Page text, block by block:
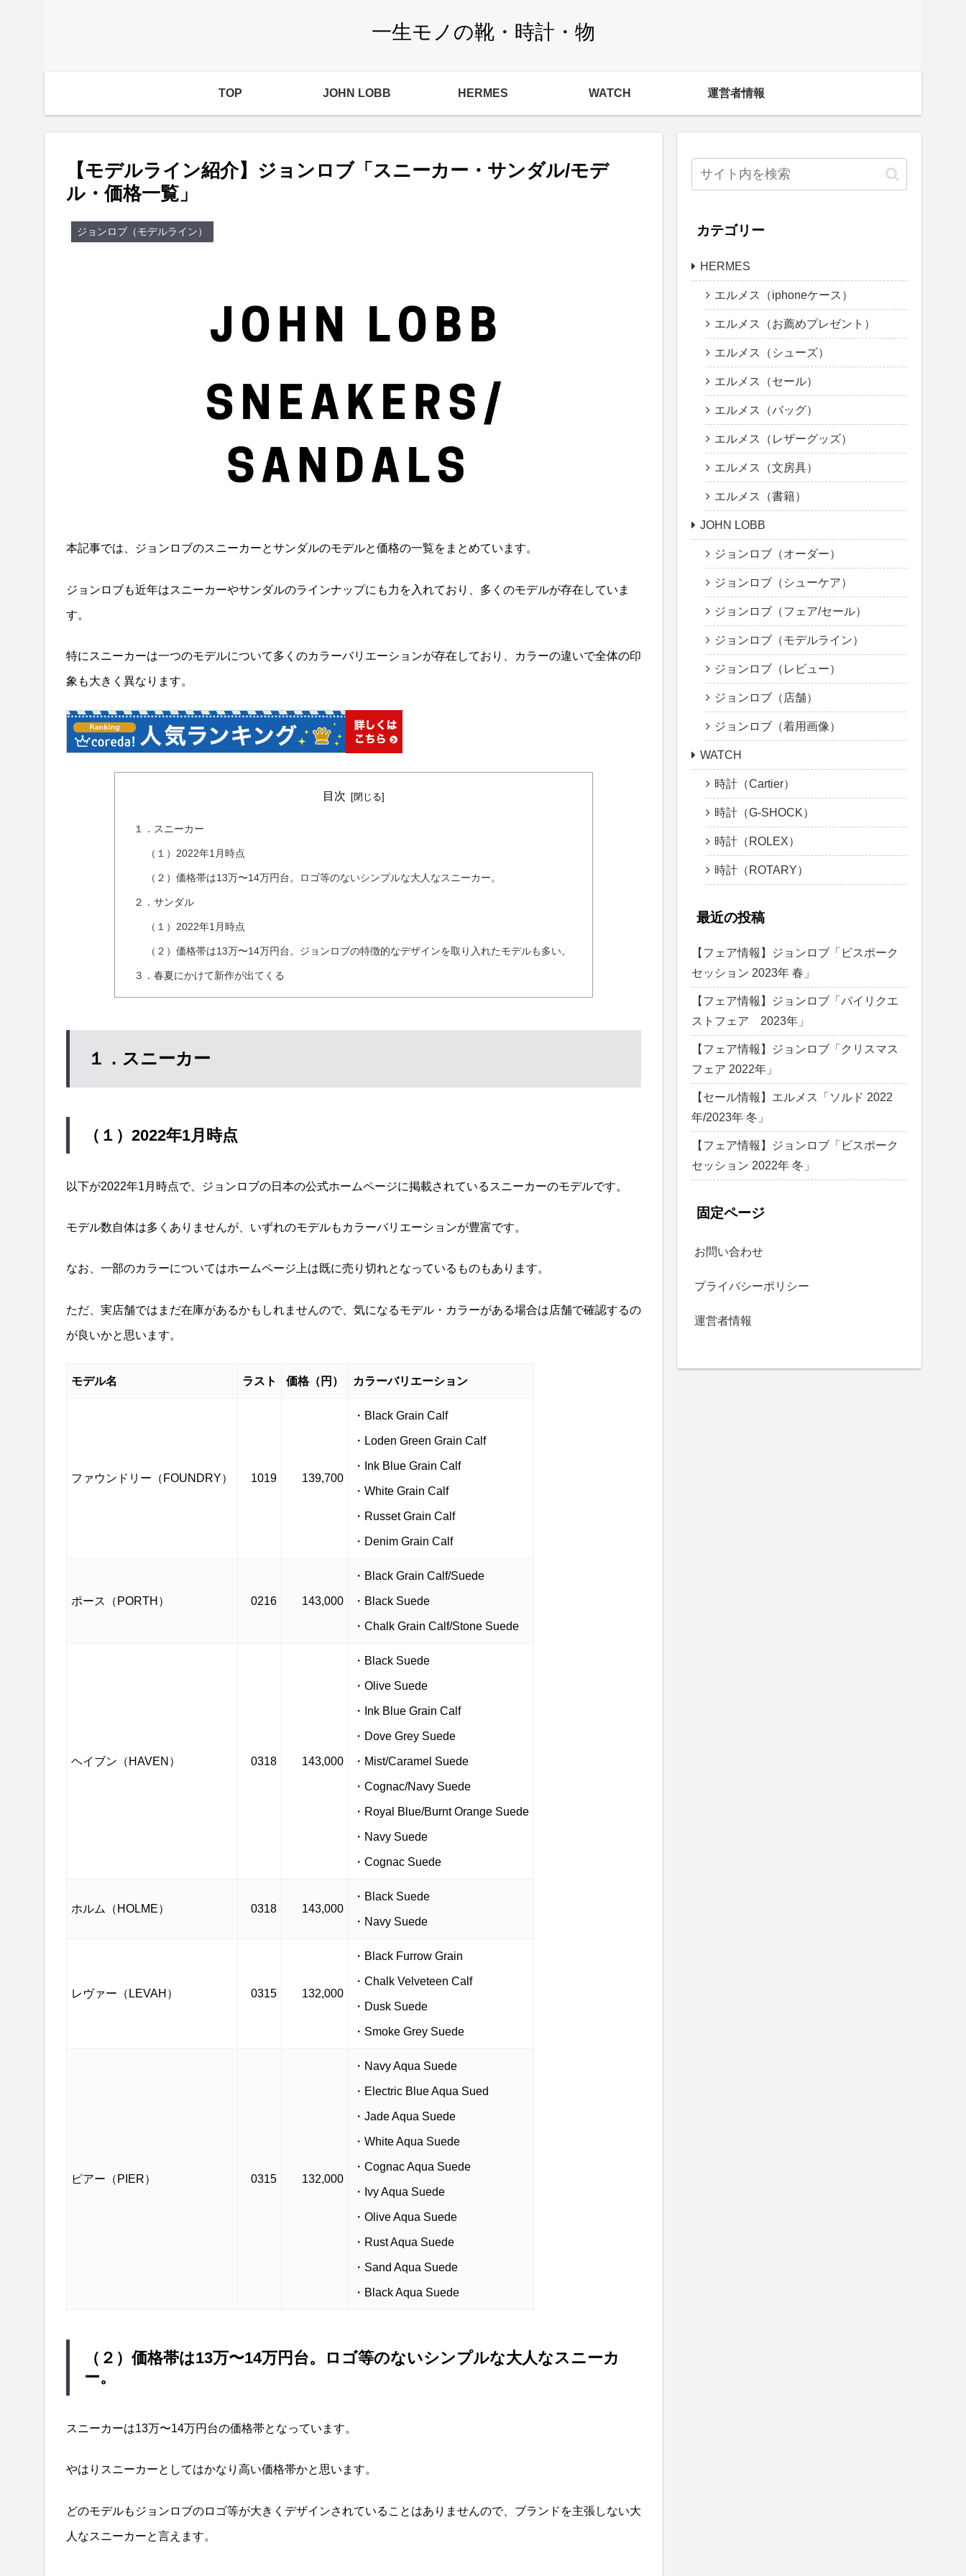
一生モノの靴・時計・物
TOP JOHN LOBB HERMES WATCH 運営者情報
【モデルライン紹介】ジョンロブ「スニーカー・サンダル/モデ
ル・価格一覧」
ジョンロブ（モデルライン）
本記事では、ジョンロブのスニーカーとサンダルのモデルと価格の一覧をまとめています。
ジョンロブも近年はスニーカーやサンダルのラインナップにも力を入れており、多くのモデルが存在していま
す。
特にスニーカーは一つのモデルについて多くのカラーバリエーションが存在しており、カラーの違いで全体の印
象も大きく異なります。
目次
１．スニーカー
（１）2022年1月時点
（２）価格帯は13万〜14万円台。ロゴ等のないシンプルな大人なスニーカー。
２．サンダル
（１）2022年1月時点
（２）価格帯は13万〜14万円台。ジョンロブの特徴的なデザインを取り入れたモデルも多い。
３．春夏にかけて新作が出てくる
１．スニーカー
（１）2022年1月時点
以下が2022年1月時点で、ジョンロブの日本の公式ホームページに掲載されているスニーカーのモデルです。
モデル数自体は多くありませんが、いずれのモデルもカラーバリエーションが豊富です。
なお、一部のカラーについてはホームページ上は既に売り切れとなっているものもあります。
ただ、実店舗ではまだ在庫があるかもしれませんので、気になるモデル・カラーがある場合は店舗で確認するの
が良いかと思います。
モデル名 ラスト 価格（円） カラーバリエーション
ファウンドリー（FOUNDRY） 1019 139,700
・Black Grain Calf
・Loden Green Grain Calf
・Ink Blue Grain Calf
・White Grain Calf
・Russet Grain Calf
・Denim Grain Calf
ポース（PORTH） 0216 143,000
・Black Grain Calf/Suede
・Black Suede
・Chalk Grain Calf/Stone Suede
ヘイブン（HAVEN） 0318 143,000
・Black Suede
・Olive Suede
・Ink Blue Grain Calf
・Dove Grey Suede
・Mist/Caramel Suede
・Cognac/Navy Suede
・Royal Blue/Burnt Orange Suede
・Navy Suede
・Cognac Suede
ホルム（HOLME） 0318 143,000
・Black Suede
・Navy Suede
レヴァー（LEVAH） 0315 132,000
・Black Furrow Grain
・Chalk Velveteen Calf
・Dusk Suede
・Smoke Grey Suede
ピアー（PIER） 0315 132,000
・Navy Aqua Suede
・Electric Blue Aqua Sued
・Jade Aqua Suede
・White Aqua Suede
・Cognac Aqua Suede
・Ivy Aqua Suede
・Olive Aqua Suede
・Rust Aqua Suede
・Sand Aqua Suede
・Black Aqua Suede
（２）価格帯は13万〜14万円台。ロゴ等のないシンプルな大人なスニーカ
ー。
スニーカーは13万〜14万円台の価格帯となっています。
やはりスニーカーとしてはかなり高い価格帯かと思います。
どのモデルもジョンロブのロゴ等が大きくデザインされていることはありませんので、ブランドを主張しない大
人なスニーカーと言えます。
カテゴリー
HERMES
エルメス（iphoneケース）
エルメス（お薦めプレゼント）
エルメス（シューズ）
エルメス（セール）
エルメス（バッグ）
エルメス（レザーグッズ）
エルメス（文房具）
エルメス（書籍）
JOHN LOBB
ジョンロブ（オーダー）
ジョンロブ（シューケア）
ジョンロブ（フェア/セール）
ジョンロブ（モデルライン）
ジョンロブ（レビュー）
ジョンロブ（店舗）
ジョンロブ（着用画像）
WATCH
時計（Cartier）
時計（G-SHOCK）
時計（ROLEX）
時計（ROTARY）
最近の投稿
【フェア情報】ジョンロブ「ビスポーク
セッション 2023年 春」
【フェア情報】ジョンロブ「バイリクエ
ストフェア 2023年」
【フェア情報】ジョンロブ「クリスマス
フェア 2022年」
【セール情報】エルメス「ソルド 2022
年/2023年 冬」
【フェア情報】ジョンロブ「ビスポーク
セッション 2022年 冬」
固定ページ
お問い合わせ
プライバシーポリシー
運営者情報